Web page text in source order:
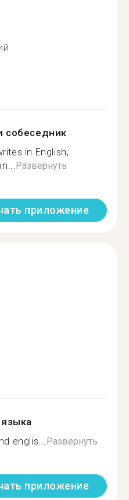
собеседник
in English,
Развернуть
приложение
englis...Развернуть
приложение